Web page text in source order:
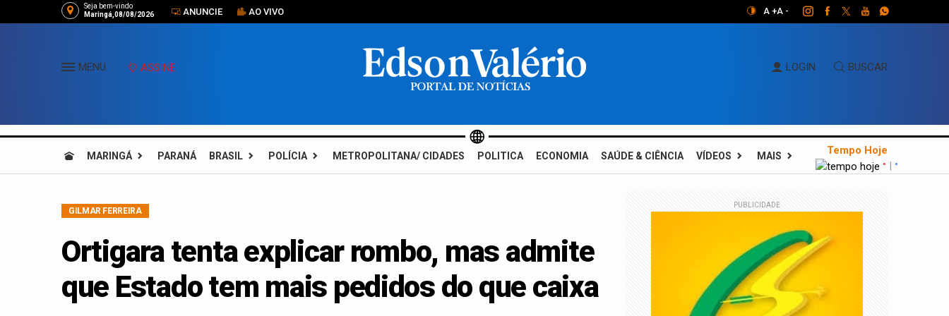
Seja bem-vindo
Maringá,08/08/2026
ANUNCIE AO VIVO A +A -
MENU ASSINE LOGIN BUSCAR
MARINGÁ PARANÁ BRASIL POLÍCIA METROPOLITANA/ CIDADES POLITICA ECONOMIA SAÚDE & CIÊNCIA VÍDEOS MAIS Tempo Hoje
° | °
GILMAR FERREIRA
Ortigara tenta explicar rombo, mas admite
que Estado tem mais pedidos do que caixa
PUBLICIDADE